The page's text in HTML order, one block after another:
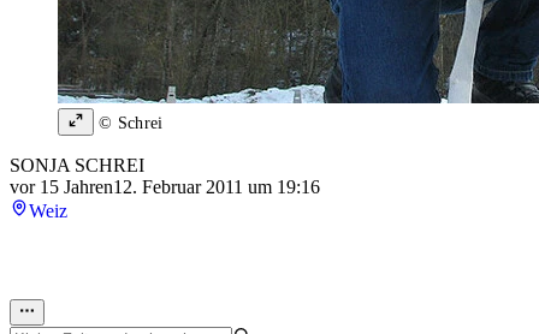
© Schrei
SONJA SCHREI
vor 15 Jahren12. Februar 2011 um 19:16
Weiz